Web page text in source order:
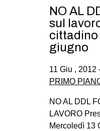
NO AL
sul
cittadino
giugno
11 Giu , 2012
PRIMO
NO AL DDL
LAVORO
Mercoledì 13